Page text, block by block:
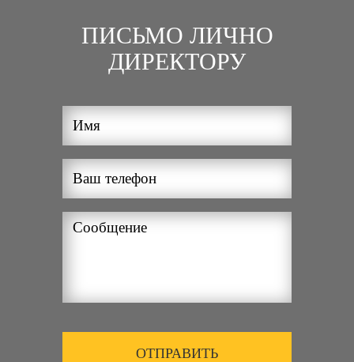
ПИСЬМО ЛИЧНО
ДИРЕКТОРУ
ОТПРАВИТЬ